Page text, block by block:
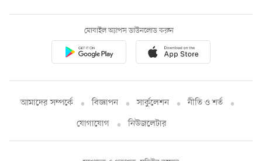
মোবাইল অ্যাপস ডাউনলোড করুন
আমাদের সম্পর্কে বিজ্ঞাপন সার্কুলেশন
নীতি ও শর্ত
যোগাযোগ
নিউজলেটার